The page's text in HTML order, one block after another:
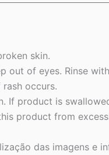
skin.
out of eyes. Rinse
occurs.
If product is
product from
das imagens e